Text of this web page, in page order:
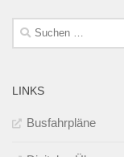
Suchen
nach:
LINKS
Busfahrpläne